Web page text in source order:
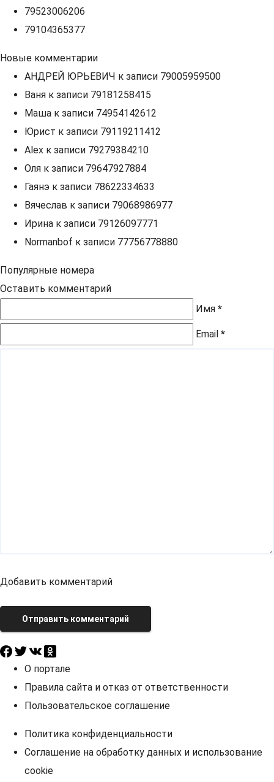
79523006206
79104365377
Новые комментарии
АНДРЕЙ ЮРЬЕВИЧ к записи 79005959500
Ваня к записи 79181258415
Маша к записи 74954142612
Юрист к записи 79119211412
Alex к записи 79279384210
Оля к записи 79647927884
Гаянэ к записи 78622334633
Вячеслав к записи 79068986977
Ирина к записи 79126097771
Normanbof к записи 77756778880
Популярные номера
Оставить комментарий
Имя *
Email *
Добавить комментарий
Отправить комментарий
О портале
Правила сайта и отказ от ответственности
Пользовательское соглашение
Политика конфиденциальности
Соглашение на обработку данных и использование
cookie